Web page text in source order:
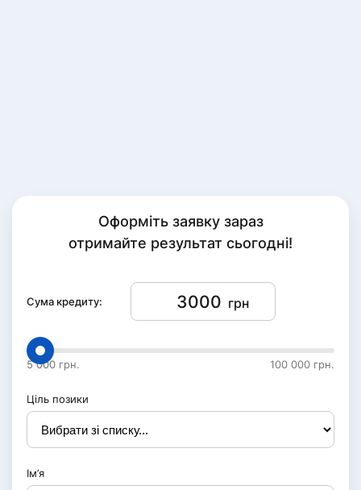
Оформіть заявку зараз
отримайте результат сьогодні!
Сума кредиту: грн
5 000 грн. 100 000 грн.
Ціль позики
Ім’я